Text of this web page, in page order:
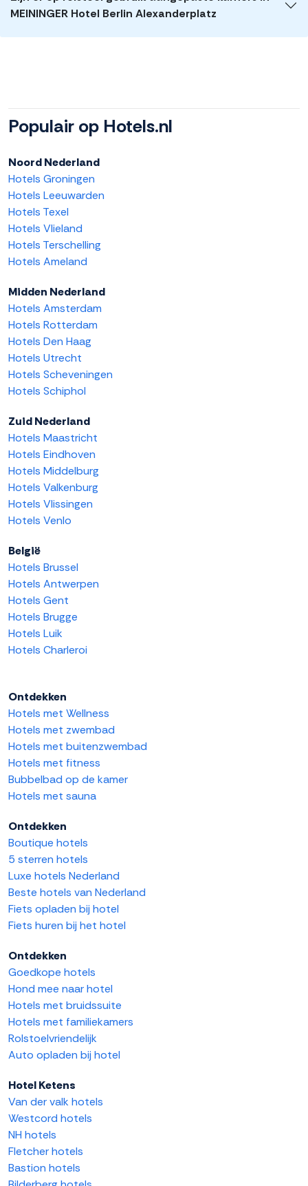
MEININGER Hotel Berlin Alexanderplatz
Populair op Hotels.nl
Noord Nederland
Hotels Groningen
Hotels Leeuwarden
Hotels Texel
Hotels Vlieland
Hotels Terschelling
Hotels Ameland
Midden Nederland
Hotels Amsterdam
Hotels Rotterdam
Hotels Den Haag
Hotels Utrecht
Hotels Scheveningen
Hotels Schiphol
Zuid Nederland
Hotels Maastricht
Hotels Eindhoven
Hotels Middelburg
Hotels Valkenburg
Hotels Vlissingen
Hotels Venlo
België
Hotels Brussel
Hotels Antwerpen
Hotels Gent
Hotels Brugge
Hotels Luik
Hotels Charleroi
Ontdekken
Hotels met Wellness
Hotels met zwembad
Hotels met buitenzwembad
Hotels met fitness
Bubbelbad op de kamer
Hotels met sauna
Ontdekken
Boutique hotels
5 sterren hotels
Luxe hotels Nederland
Beste hotels van Nederland
Fiets opladen bij hotel
Fiets huren bij het hotel
Ontdekken
Goedkope hotels
Hond mee naar hotel
Hotels met bruidssuite
Hotels met familiekamers
Rolstoelvriendelijk
Auto opladen bij hotel
Hotel Ketens
Van der valk hotels
Westcord hotels
NH hotels
Fletcher hotels
Bastion hotels